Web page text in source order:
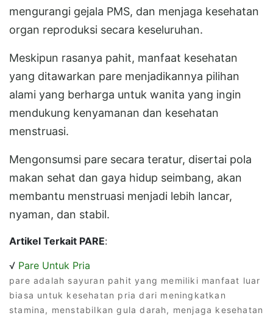
mengurangi gejala PMS, dan menjaga kesehatan
organ reproduksi secara keseluruhan.
Meskipun rasanya pahit, manfaat kesehatan
yang ditawarkan pare menjadikannya pilihan
alami yang berharga untuk wanita yang ingin
mendukung kenyamanan dan kesehatan
menstruasi.
Mengonsumsi pare secara teratur, disertai pola
makan sehat dan gaya hidup seimbang, akan
membantu menstruasi menjadi lebih lancar,
nyaman, dan stabil.
Artikel Terkait PARE:
√ Pare Untuk Pria
pare adalah sayuran pahit yang memiliki manfaat luar
biasa untuk kesehatan pria dari meningkatkan
stamina, menstabilkan gula darah, menjaga kesehatan